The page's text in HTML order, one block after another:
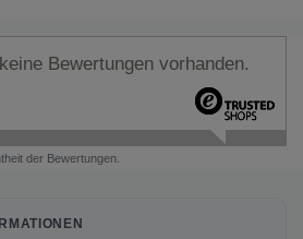
Bewertungen vorhanden.
der Bewertungen.